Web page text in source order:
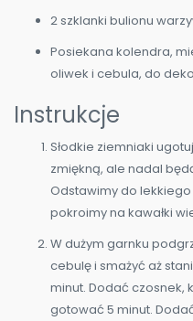
2 szklanki bulionu
Posiekana kolendra,
oliwek i cebula, do
Instrukcje
Słodkie ziemniaki
zmiękną, ale nadal
Odstawimy do
pokroimy na kawałki
W dużym garnku
cebulę i smażyć aż
minut. Dodać czosnek,
gotować 5 minut.